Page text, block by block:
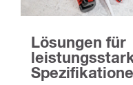
Lösungen für